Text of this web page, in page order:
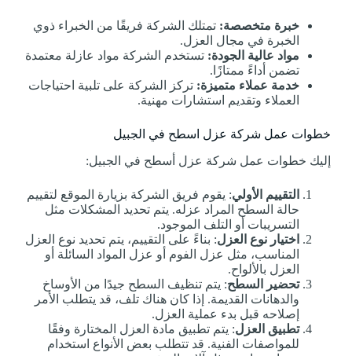
خبرة متخصصة: تمتلك الشركة فريقًا من الخبراء ذوي
الخبرة في مجال العزل.
مواد عالية الجودة: تستخدم الشركة مواد عازلة معتمدة
تضمن أداءً ممتازًا.
خدمة عملاء متميزة: تركز الشركة على تلبية احتياجات
العملاء وتقديم استشارات مهنية.
خطوات عمل شركة عزل اسطح في الجبيل
إليك خطوات عمل شركة عزل أسطح في الجبيل:
التقييم الأولي: يقوم فريق الشركة بزيارة الموقع لتقييم
حالة السطح المراد عزله. يتم تحديد المشكلات مثل
التسريبات أو التلف الموجود.
اختيار نوع العزل: بناءً على التقييم، يتم تحديد نوع العزل
المناسب، مثل عزل الفوم أو عزل المواد السائلة أو
العزل بالألواح.
تحضير السطح: يتم تنظيف السطح جيدًا من الأوساخ
والدهانات القديمة. إذا كان هناك تلف، قد يتطلب الأمر
إصلاحه قبل بدء عملية العزل.
تطبيق العزل: يتم تطبيق مادة العزل المختارة وفقًا
للمواصفات الفنية. قد تتطلب بعض الأنواع استخدام